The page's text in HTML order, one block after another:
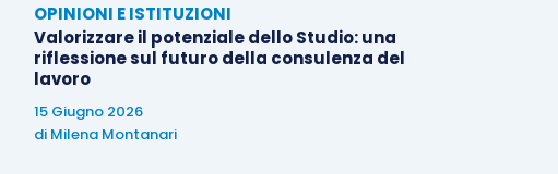
OPINIONI E ISTITUZIONI
Valorizzare il potenziale dello Studio: una
riflessione sul futuro della consulenza del
lavoro
15 Giugno 2026
di Milena Montanari